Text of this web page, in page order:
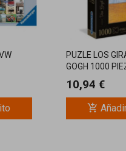
PUZLE LOS
GOGH 1000
10,94 €
add_shopping_cart